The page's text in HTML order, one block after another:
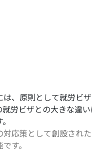
、原則として就労ビ
労ビザとの大きな違
対応策として創設され
す。